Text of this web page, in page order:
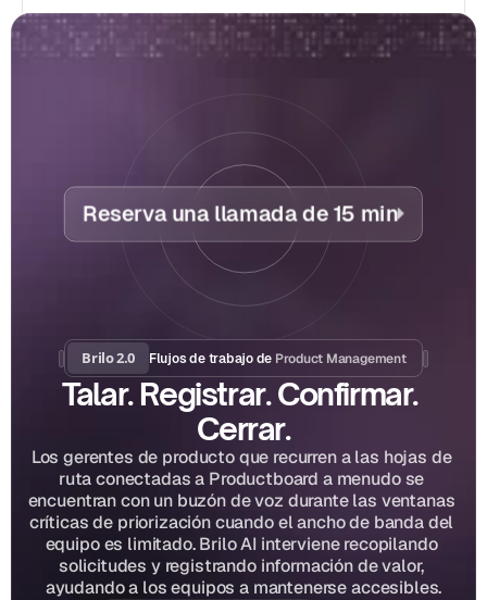
Brilo 2.0 Flujos de trabajo de Product Management
Talar. Registrar. Confirmar.
Cerrar.
Los gerentes de producto que recurren a las hojas de
ruta conectadas a Productboard a menudo se
encuentran con un buzón de voz durante las ventanas
críticas de priorización cuando el ancho de banda del
equipo es limitado. Brilo AI interviene recopilando
solicitudes y registrando información de valor,
ayudando a los equipos a mantenerse accesibles.
Reserva una llamada de 15 min